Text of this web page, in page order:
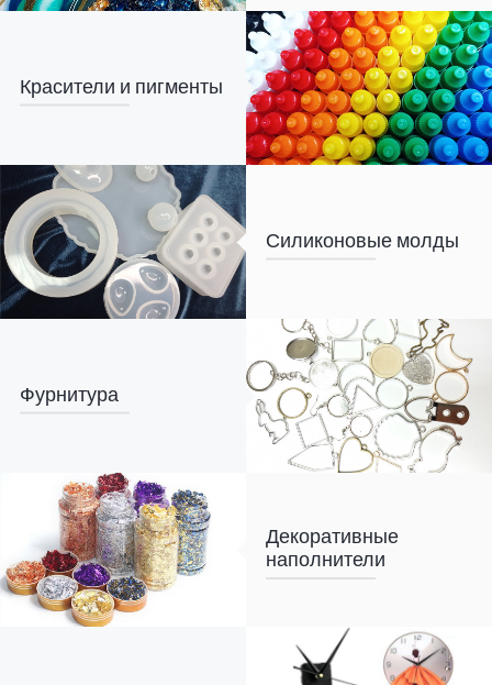
Красители и пигменты
Силиконовые молды
Фурнитура
Декоративные
наполнители